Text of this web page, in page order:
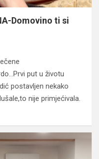
Domovino ti si
put u životu
postavljen nekako
nije primjećivala.